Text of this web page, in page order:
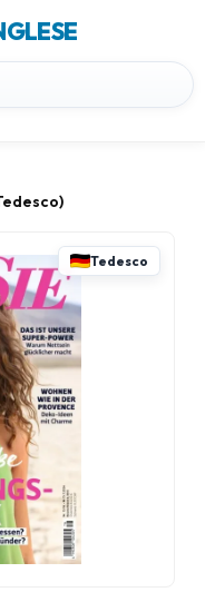
Tedesco